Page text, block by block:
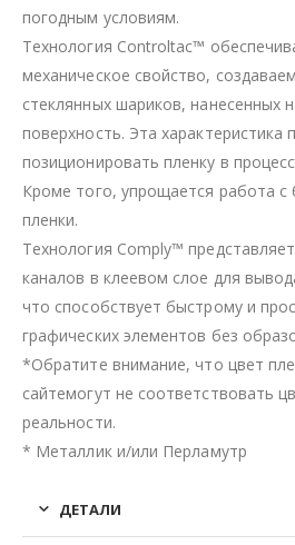
погодным условиям.
Технология Controltac™
механическое свойство,
стеклянных шариков, нанесенных
поверхность. Эта характеристика
позиционировать пленку в
Кроме того, упрощается работа
пленки.
Технология Comply™
каналов в клеевом слое для
что способствует быстрому и
графических элементов без
*Обратите внимание, что цвет
сайтемогут не соответствовать
реальности.
* Металлик и/или Перламутр
ДЕТАЛИ